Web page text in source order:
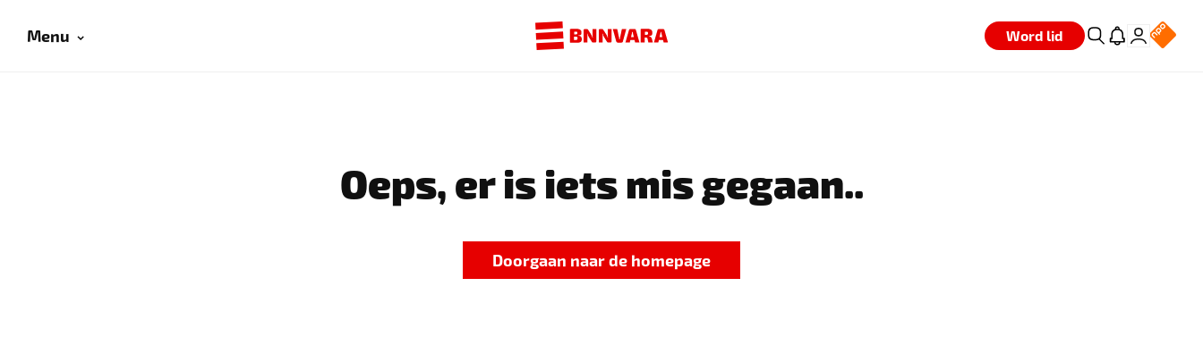
Menu Word lid
Oeps, er is iets mis gegaan..
Doorgaan naar de homepage